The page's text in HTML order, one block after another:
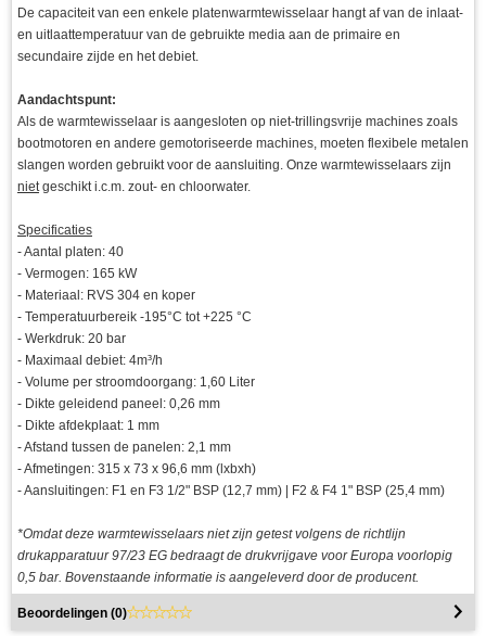
De capaciteit van een enkele platenwarmtewisselaar hangt af van de inlaat-
en uitlaattemperatuur van de gebruikte media aan de primaire en
secundaire zijde en het debiet.
Aandachtspunt:
Als de warmtewisselaar is aangesloten op niet-trillingsvrije machines zoals
bootmotoren en andere gemotoriseerde machines, moeten flexibele metalen
slangen worden gebruikt voor de aansluiting. Onze warmtewisselaars zijn
nietgeschikt i.c.m. zout- en chloorwater.
Specificaties
- Aantal platen: 40
- Vermogen: 165 kW
- Materiaal: RVS 304 en koper
- Temperatuurbereik -195°C tot +225 °C
- Werkdruk: 20 bar
- Maximaal debiet: 4m³/h
- Volume per stroomdoorgang: 1,60 Liter
- Dikte geleidend paneel: 0,26 mm
- Dikte afdekplaat: 1 mm
- Afstand tussen de panelen: 2,1 mm
- Afmetingen: 315 x 73 x 96,6 mm (lxbxh)
- Aansluitingen: F1 en F3 1/2" BSP (12,7 mm) | F2 & F4 1" BSP (25,4 mm)
*Omdat deze warmtewisselaars niet zijn getest volgens de richtlijn
drukapparatuur 97/23 EG bedraagt ​​de drukvrijgave voor Europa voorlopig
0,5 bar. Bovenstaande informatie is aangeleverd door de producent.
Beoordelingen (0)